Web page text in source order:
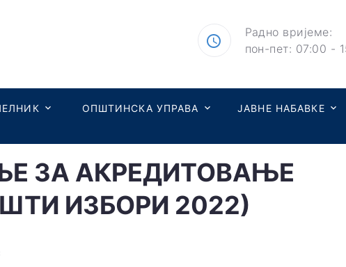
Радно вријеме:
пон-пет: 07:00 -
ОПШТИНСКА УПРАВА ЈАВНЕ НАБАВКЕ
ЗА АКРЕДИТОВАЊЕ
ИЗБОРИ 2022)